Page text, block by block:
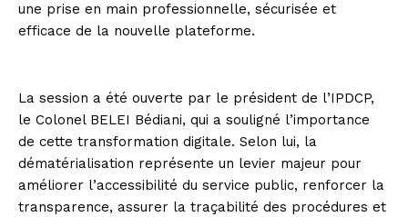
une prise en main professionnelle, sécurisée et
efficace de la nouvelle plateforme.
La session a été ouverte par le président de l’IPDCP,
le Colonel BELEI Bédiani, qui a souligné l’importance
de cette transformation digitale. Selon lui, la
dématérialisation représente un levier majeur pour
améliorer l’accessibilité du service public, renforcer la
transparence, assurer la traçabilité des procédures et